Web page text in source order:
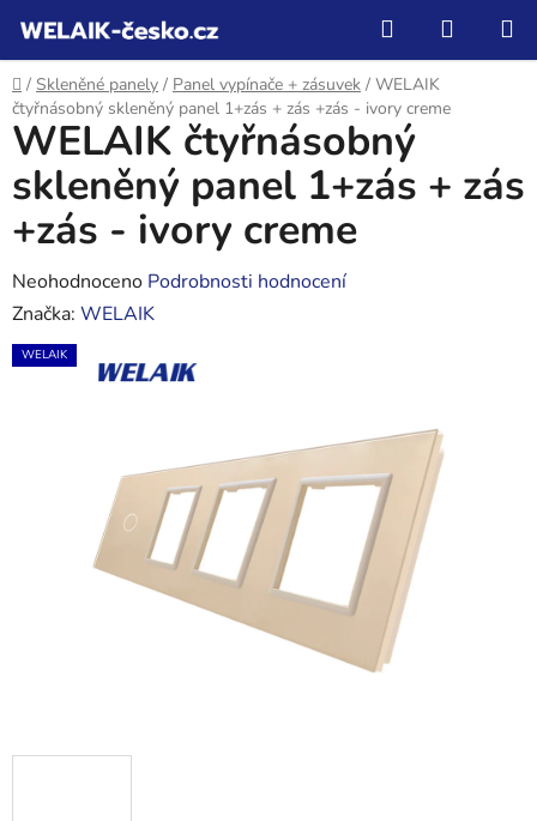
obsah
Hledat
KOŠÍK
Domů
/ Skleněné panely / Panel vypínače + zásuvek / WELAIK
čtyřnásobný skleněný panel 1+zás + zás +zás - ivory creme
WELAIK čtyřnásobný
skleněný panel 1+zás + zás
+zás - ivory creme
Průměrné
hodnocení
produktu
Neohodnoceno Podrobnosti hodnocení
Značka: WELAIK
WELAIK